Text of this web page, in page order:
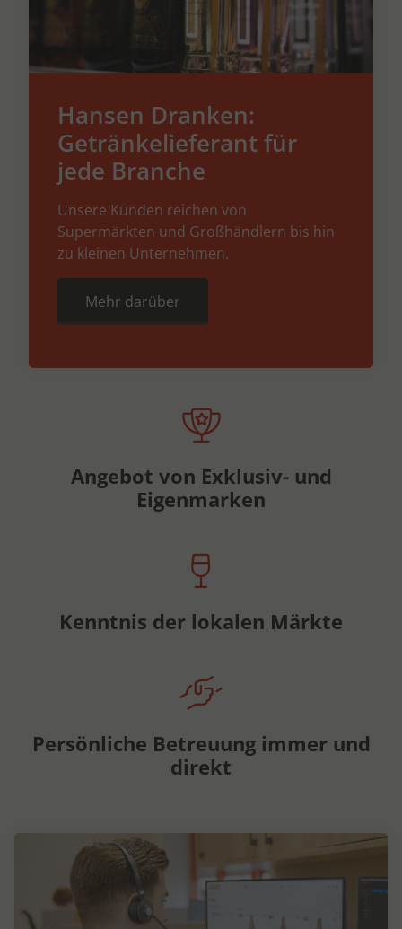
Hansen Dranken:
Getränkelieferant für
jede Branche
Unsere Kunden reichen von
Supermärkten und Großhändlern bis hin
zu kleinen Unternehmen.
Mehr darüber
Angebot von Exklusiv- und
Eigenmarken
Kenntnis der lokalen Märkte
Persönliche Betreuung immer und
direkt